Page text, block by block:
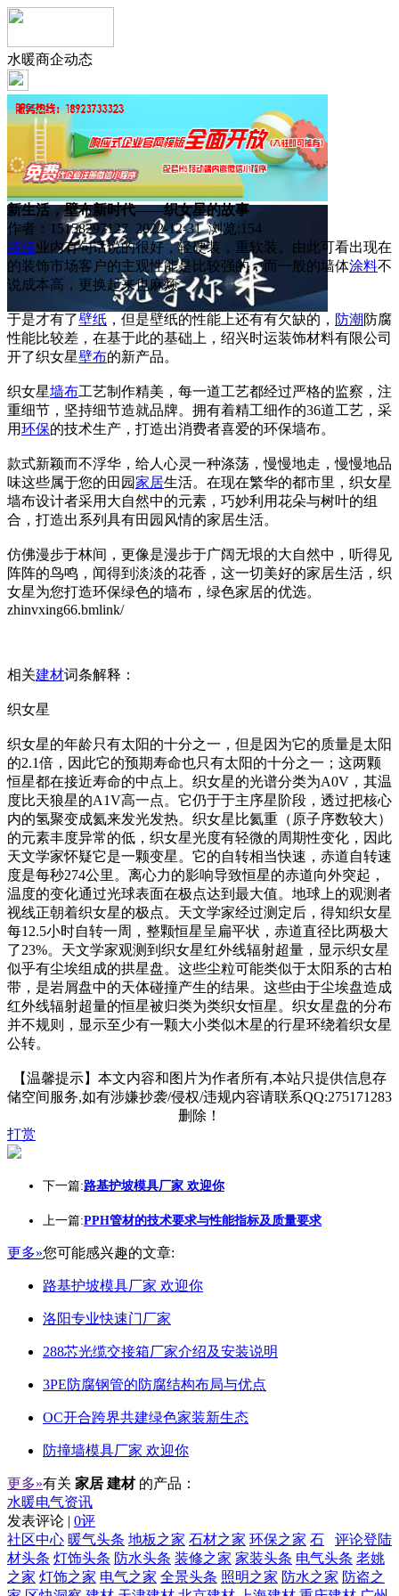
水暖商企动态
新生活，壁布新时代——织女星的故事
作者：15158297127 2022-12-31 浏览:154
装修业内有句话说的很好，轻硬装，重软装。由此可看出现在
的装饰市场客户的主观性能是比较强的，而一般的墙体涂料不
说成本高，更换起来也麻烦。
于是才有了壁纸 ，但是壁纸的性能上还有有欠缺的， 防潮 防腐
性能比较差，在基于此的基础上，绍兴时运装饰材料有限公司
开了织女星壁布的新产品。
织女星墙布工艺制作精美，每一道工艺都经过严格的监察，注
重细节，坚持细节造就品牌。拥有着精工细作的36道工艺，采
用环保的技术生产，打造出消费者喜爱的环保墙布。
款式新颖而不浮华，给人心灵一种涤荡，慢慢地走，慢慢地品
味这些属于您的田园家居生活。在现在繁华的都市里，织女星
墙布设计者采用大自然中的元素，巧妙利用花朵与树叶的组
合，打造出系列具有田园风情的家居生活。
仿佛漫步于林间，更像是漫步于广阔无垠的大自然中，听得见
阵阵的鸟鸣，闻得到淡淡的花香，这一切美好的家居生活，织
女星为您打造环保绿色的墙布，绿色家居的优选。
zhinvxing66.bmlink/
相关建材词条解释：
织女星
织女星的年龄只有太阳的十分之一，但是因为它的质量是太阳
的2.1倍，因此它的预期寿命也只有太阳的十分之一；这两颗
恒星都在接近寿命的中点上。织女星的光谱分类为A0V，其温
度比天狼星的A1V高一点。它仍于于主序星阶段，透过把核心
内的氢聚变成氦来发光发热。织女星比氦重（原子序数较大）
的元素丰度异常的低，织女星光度有轻微的周期性变化，因此
天文学家怀疑它是一颗变星。它的自转相当快速，赤道自转速
度是每秒274公里。离心力的影响导致恒星的赤道向外突起，
温度的变化通过光球表面在极点达到最大值。地球上的观测者
视线正朝着织女星的极点。天文学家经过测定后，得知织女星
每12.5小时自转一周，整颗恒星呈扁平状，赤道直径比两极大
了23%。天文学家观测到织女星红外线辐射超量，显示织女星
似乎有尘埃组成的拱星盘。这些尘粒可能类似于太阳系的古柏
带，是岩屑盘中的天体碰撞产生的结果。这些由于尘埃盘造成
红外线辐射超量的恒星被归类为类织女恒星。织女星盘的分布
并不规则，显示至少有一颗大小类似木星的行星环绕着织女星
公转。
【温馨提示】本文内容和图片为作者所有,本站只提供信息存
储空间服务,如有涉嫌抄袭/侵权/违规内容请联系QQ:275171283
删除！
打赏
下一篇:路基护坡模具厂家 欢迎你
上一篇:PPH管材的技术要求与性能指标及质量要求
更多»您可能感兴趣的文章:
路基护坡模具厂家 欢迎你
洛阳专业快速门厂家
288芯光缆交接箱厂家介绍及安装说明
3PE防腐钢管的防腐结构布局与优点
OC开合跨界共建绿色家装新生态
防撞墙模具厂家 欢迎你
更多»有关 家居 建材 的产品：
水暖电气资讯
发表评论 | 0评
评论登陆
社区中心 暖气头条 地板之家 石材之家 环保之家 石
材头条 灯饰头条 防水头条 装修之家 家装头条 电气头条 老姚
之家 灯饰之家 电气之家 全景头条 照明之家 防水之家 防盗之